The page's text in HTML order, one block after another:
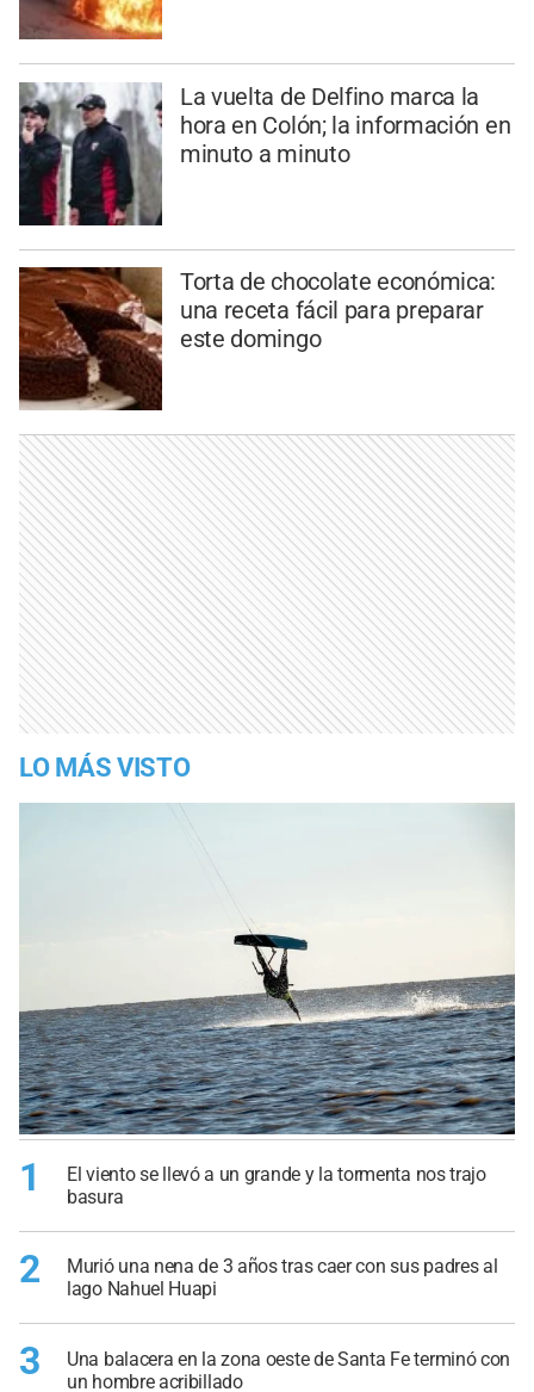
La vuelta de Delfino marca la
hora en Colón; la información en
minuto a minuto
Torta de chocolate económica:
una receta fácil para preparar
este domingo
LO MÁS VISTO
1
El viento se llevó a un grande y la tormenta nos trajo
basura
2
Murió una nena de 3 años tras caer con sus padres al
lago Nahuel Huapi
3
Una balacera en la zona oeste de Santa Fe terminó con
un hombre acribillado